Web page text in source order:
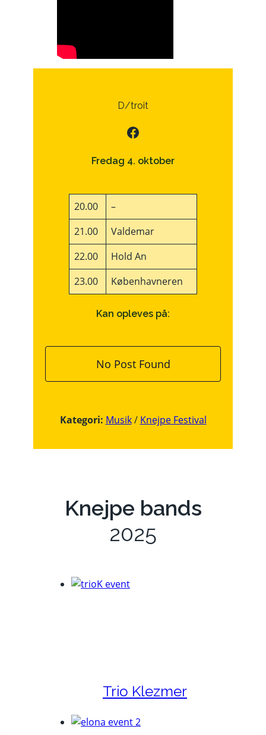
D/troit
Facebook
Fredag 4. oktober
20.00
–
21.00
Valdemar
22.00
Hold An
23.00
Københavneren
Kan opleves på:
No Post Found
Kategori: Musik/ Knejpe Festival
Knejpe bands
2025